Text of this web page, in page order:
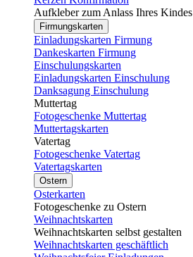
Aufkleber zum Anlass Ihres Kindes
Firmungskarten
Einladungskarten Firmung
Dankeskarten Firmung
Einschulungskarten
Einladungskarten Einschulung
Danksagung Einschulung
Muttertag
Fotogeschenke Muttertag
Muttertagskarten
Vatertag
Fotogeschenke Vatertag
Vatertagskarten
Ostern
Osterkarten
Fotogeschenke zu Ostern
Weihnachtskarten
Weihnachtskarten selbst gestalten
Weihnachtskarten geschäftlich